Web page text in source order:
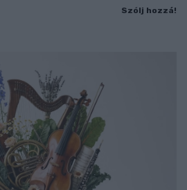
Szólj hozzá!